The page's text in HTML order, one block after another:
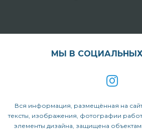
МЫ В СОЦИАЛЬНЫХ
Вся информация, размещённая на
тексты, изображения, фотографии
элементы дизайна, защищена